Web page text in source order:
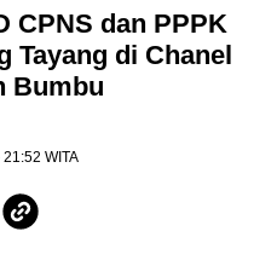
CPNS dan PPPK
Tayang di Chanel
Bumbu
WITA